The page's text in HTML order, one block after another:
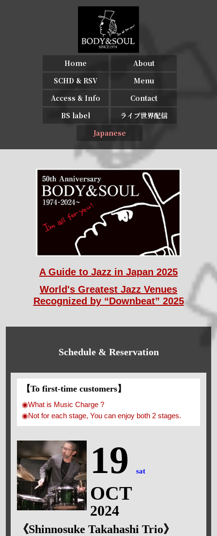
Home
About
SCHD & RSV
Menu
Access & Info
Contact
BS label
ライブ世界配信
Japanese
A Guide to Jazz in Japan 2025
World's Greatest Jazz Venues
Recognized by “Downbeat” 2025
Schedule & Reservation
【To first-time customers】
◉What is Music Charge ?
◉Not for each stage, You can enjoy both 2 stages.
19 sat
OCT
2024
《Shinnosuke Takahashi Trio》